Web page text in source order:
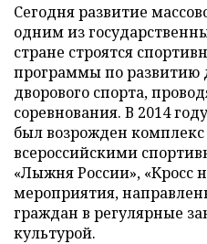
Сегодня развитие
одним из
стране строятся
программы по развитию
дворового спорта,
соревнования. В 2014
был возрожден
всероссийскими
«Лыжня России», «Кросс
мероприятия,
граждан в регулярные
культурой.